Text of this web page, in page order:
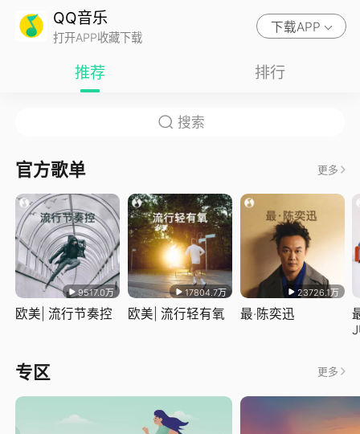
QQ音乐
打开APP收藏下载
下载APP
推荐 排行
官方歌单 更多
9517.0万
欧美| 流行节奏控
17804.7万
欧美| 流行轻有氧
23726.1万
最·陈奕迅
专区 更多